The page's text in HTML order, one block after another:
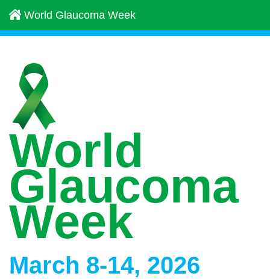
World Glaucoma Week
World
Glaucoma
Week
March 8-14, 2026